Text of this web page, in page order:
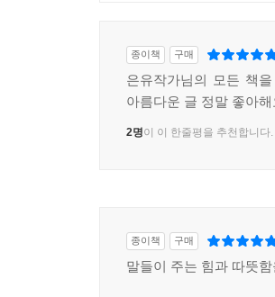
종이책 구매
은유작가님의 모든 책
아름다운 글 정말 좋아해
2명이 이 한줄평을 추천합니다.
종이책 구매
말들이 주는 힘과 따뜻